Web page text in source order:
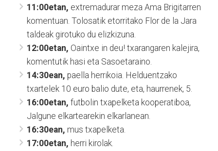
11:00etan, extremadurar meza Ama Brigitarren
komentuan. Tolosatik etorritako Flor de la Jara
taldeak girotuko du elizkizuna.
12:00etan, Oaintxe in deu! txarangaren kalejira,
komentutik hasi eta Sasoetaraino.
14:30ean, paella herrikoia. Helduentzako
txartelek 10 euro balio dute, eta, haurrenek, 5.
16:00etan, futbolin txapelketa kooperatiboa,
Jalgune elkartearekin elkarlanean.
16:30ean, mus txapelketa.
17:00etan, herri kirolak.